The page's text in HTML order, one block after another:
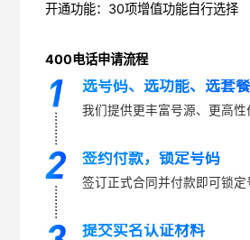
开通功能：30项增值功能自行选择
400电话申请流程
选号码、选功能、选套餐
我们提供更丰富号源、更高性
签约付款，锁定号码
签订正式合同并付款即可锁定
提交实名认证材料